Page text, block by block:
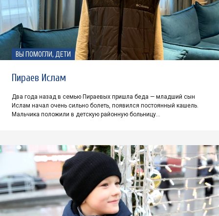
ВЫ ПОМОГЛИ, ДЕТИ
Пираев Ислам
Два года назад в семью Пираевых пришла беда — младший сын
Ислам начал очень сильно болеть, появился постоянный кашель.
Мальчика положили в детскую районную больницу…